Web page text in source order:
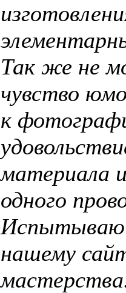
Так же не
чувство
к
материала
одного
Испытываю
нашему